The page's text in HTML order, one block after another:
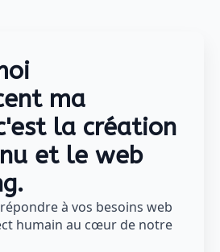
ma
la création
et le web
à vos besoins web
humain au cœur de notre